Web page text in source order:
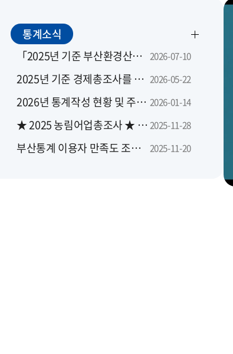
통계소식
「2025년 기준 부산환경산업조사」 조사요원을 모집합니다.
2026-07-10
2025년 기준 경제총조사를 실시합니다 2026-05-22
2026년 통계작성 현황 및 주요 일정 안내 2026-01-14
★ 2025 농림어업총조사 ★ 당신의 대답이 대한민국의 농산어촌에 좋은 답이 됩니다 2025-11-28
부산통계 이용자 만족도 조사를 실시합니다 2025-11-20